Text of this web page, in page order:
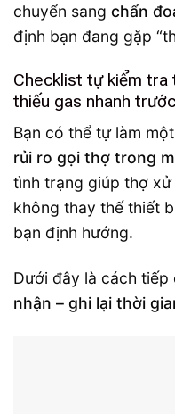
chuyển sang chẩn
định bạn đang gặp
Checklist tự kiểm tra
thiếu gas nhanh
Bạn có thể tự làm
rủi ro gọi thợ trong
tình trạng giúp thợ xử
không thay thế thiết
bạn định hướng.
Dưới đây là cách tiếp
nhận – ghi lại thời